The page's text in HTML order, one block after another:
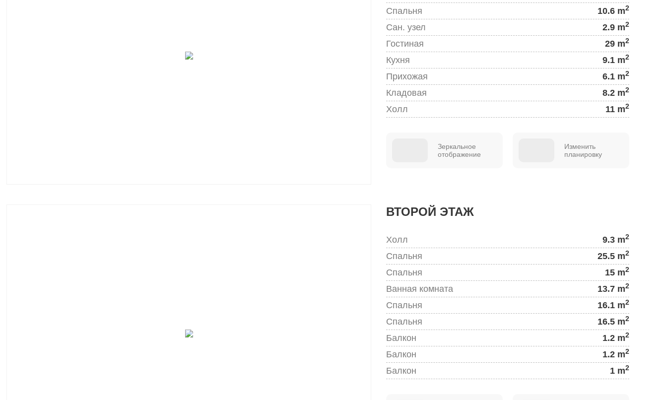
Спальня 10.6 m2
Сан. узел 2.9 m2
Гостиная 29 m2
Кухня 9.1 m2
Прихожая 6.1 m2
Кладовая 8.2 m2
Холл 11 m2
Зеркальное
отображение
Изменить
планировку
ВТОРОЙ ЭТАЖ
Холл 9.3 m2
Спальня 25.5 m2
Спальня 15 m2
Ванная комната 13.7 m2
Спальня 16.1 m2
Спальня 16.5 m2
Балкон 1.2 m2
Балкон 1.2 m2
Балкон 1 m2